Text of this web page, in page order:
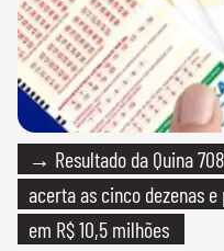
→ Resultado da Quina
acerta as cinco dezenas
em R$ 10,5 milhões